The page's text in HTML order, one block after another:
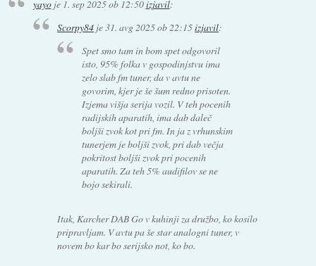
yayoje 1. sep 2025 ob 12:50izjavil:
Scorpy84 je31. avg 2025 ob 22:15izjavil:
Spet smo tam in bom spet odgovoril
isto, 95% folka v gospodinjstvu ima
zelo slab fm tuner, da v avtu ne
govorim, kjer je še šum redno prisoten.
Izjema višja serija vozil. V teh pocenih
radijskih aparatih, ima dab daleč
boljši zvok kot pri fm. In ja z vrhunskim
tunerjem je boljši zvok, pri dab večja
pokritost boljši zvok pri pocenih
aparatih. Za teh 5% audifilov se ne
bojo sekirali.
Itak, Karcher DAB Go v kuhinji za družbo, ko kosilo
pripravljam. V avtu pa še star analogni tuner, v
novem bo kar bo serijsko not, ko bo.